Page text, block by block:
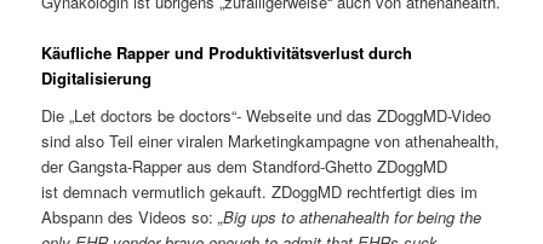
Käufliche Rapper und Produktivitätsverlust durch
Digitalisierung
Die „Let doctors be doctors“- Webseite und das ZDoggMD-Video
sind also Teil einer viralen Marketingkampagne von athenahealth,
der Gangsta-Rapper aus dem Standford-Ghetto ZDoggMD
ist demnach vermutlich gekauft. ZDoggMD rechtfertigt dies im
Abspann des Videos so:„Big ups to athenahealth for being the